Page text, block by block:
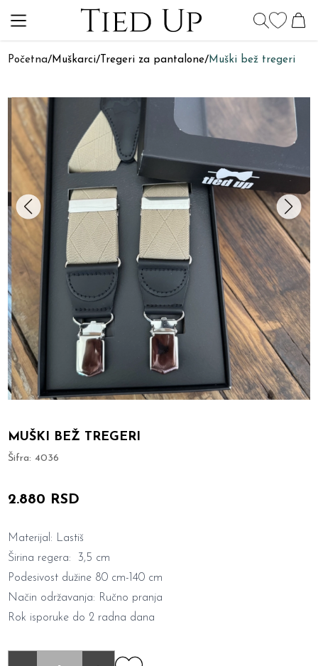
Početna/Muškarci/ Tregeri za pantalone/Muški bež tregeri
MUŠKI BEŽ TREGERI
Šifra:4036
2.880 RSD
Materijal: Lastiš
Širina regera: 3,5 cm
Podesivost dužine 80 cm-140 cm
Način održavanja: Ručno pranja
Rok isporuke do 2 radna dana